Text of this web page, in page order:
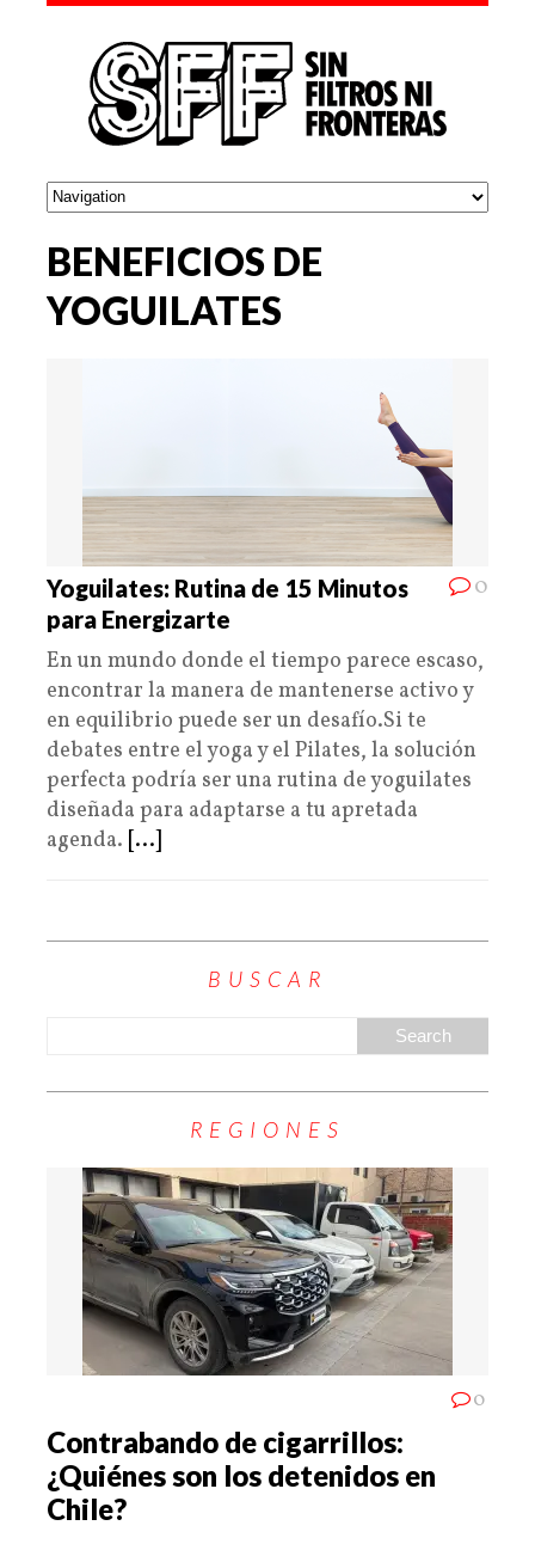
BENEFICIOS DE
YOGUILATES
0
Yoguilates: Rutina de 15 Minutos
para Energizarte
En un mundo donde el tiempo parece escaso,
encontrar la manera de mantenerse activo y
en equilibrio puede ser un desafío.Si te
debates entre el yoga y el Pilates, la solución
perfecta podría ser una rutina de yoguilates
diseñada para adaptarse a tu apretada
agenda. [...]
BUSCAR
REGIONES
0
Contrabando de cigarrillos:
¿Quiénes son los detenidos en
Chile?